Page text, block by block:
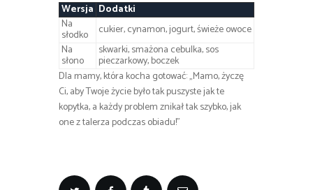
Wersja Dodatki
Na
słodko
cukier, cynamon, jogurt, świeże owoce
Na
słono
skwarki, smażona cebulka, sos
pieczarkowy, boczek
Dla mamy, która kocha gotować: „Mamo, życzę
Ci, aby Twoje życie było tak puszyste jak te
kopytka, a każdy problem znikał tak szybko, jak
one z talerza podczas obiadu!”